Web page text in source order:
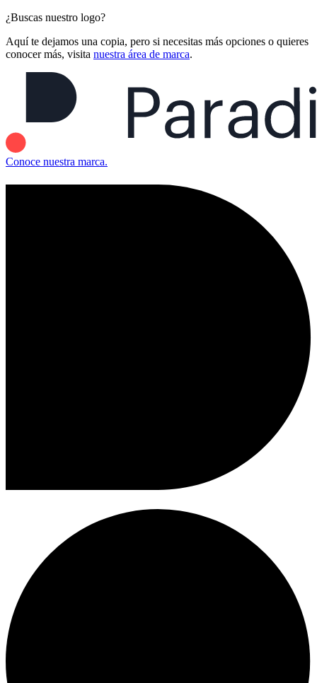
¿Buscas nuestro logo?
Aquí te dejamos una copia, pero si necesitas más opciones o quieres
conocer más, visita nuestra área de marca.
Conoce nuestra marca.